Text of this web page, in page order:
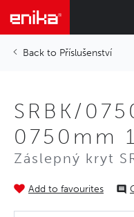
Příslušenství
SRBK/
0750mm
Záslepný kryt
Add to favourites